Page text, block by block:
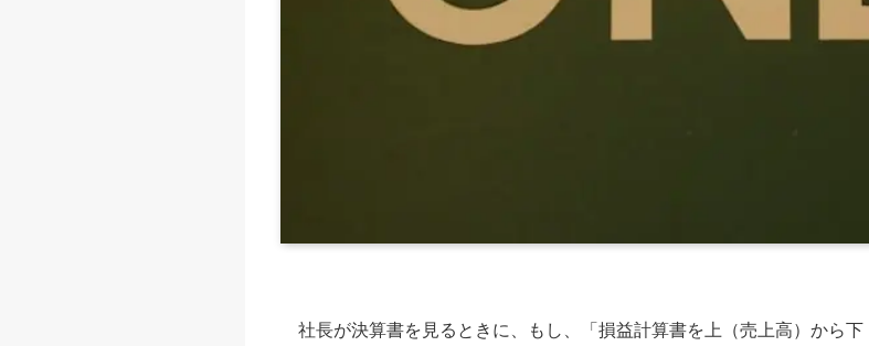
社長が決算書を見るときに、もし、「損益計算書を上（売上高）から